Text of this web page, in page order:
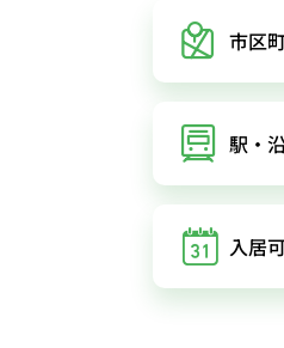
市区
駅・
入居